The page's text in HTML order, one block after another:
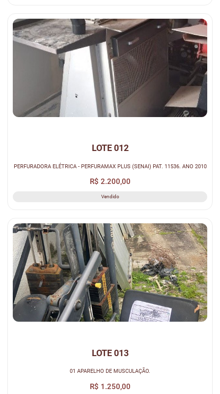
LOTE 012
PERFURADORA ELÉTRICA - PERFURAMAX PLUS (SENAI) PAT. 11536. ANO 2010
R$ 2.200,00
Vendido
LOTE 013
01 APARELHO DE MUSCULAÇÃO.
R$ 1.250,00